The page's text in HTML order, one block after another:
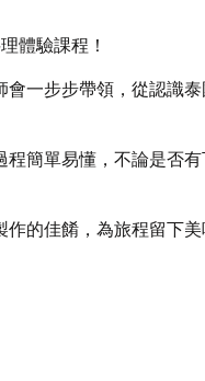
體驗課程！
一步步帶領，從認識
簡單易懂，不論是否有
的佳餚，為旅程留下美